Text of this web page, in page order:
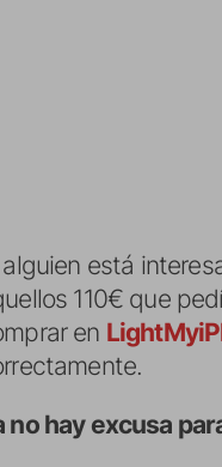
alguien está
110€ que
en
no hay excusa